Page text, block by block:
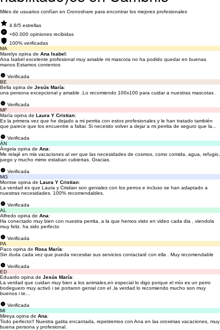
Miles de usuarios confían en Cronoshare para encontrar los mejores profesionales
4.8/5 estrellas
+60.000 opiniones recibidas
100% verificadas
MA
Marelys opina de Ana Isabel:
Ana Isabel excelente profesional muy amable mi mascota no ha podido quedar en buenas
manos Estamos contentos
Verificada
BE
Bella opina de Jesús María:
una persona excepcional y amable .Lo recomiendo 100x100 para cuidar a nuestras mascotas .
Verificada
MF
María opina de Laura Y Cristian:
Es la primera vez que he dejado a mi perrita con estos profesionales y le han tratado también
que parece que los encuentre a faltar. Si necesito volver a dejar a mi perrita de seguro que la...
Verificada
ÁN
Ángela opina de Ana:
Me relajé en mis vacaciones al ver que las necesidades de cosmos, como comida, agua, refugio,
juego y mucho mimo estaban cubiertas. Gracias.
Verificada
MG
Montse opina de Laura Y Cristian:
La verdad es que Laura y Cristian son geniales con los perros e incluso se han adaptado a
nuestras necesidades. 100% recomendables.
Verificada
AL
Alfredo opina de Ana:
Ha conectado muy bien con nuestra perrita, a la que hemos visto en video cada dia , viendola
muy feliz. ha sido perfecto
Verificada
PA
Paco opina de Rosa María:
Sin duda cada vez que pueda necesitar sus servicios contactaré con ella . Muy recomendable
Verificada
ED
Eduardo opina de Jesús María:
La verdad que cuidan muy bien a los animales,en especial lo digo porque el mío es un perro
bodeguero muy activó i se portaron genial con el ,la verdad lo recomiendo mucho son muy
buenos i te...
Verificada
MI
Mireya opina de Ana:
Todo perfecto!! Nuestra gatita encantada, repetiremos con Ana en las oroximas vacaciones, muy
buena persona y profesional.